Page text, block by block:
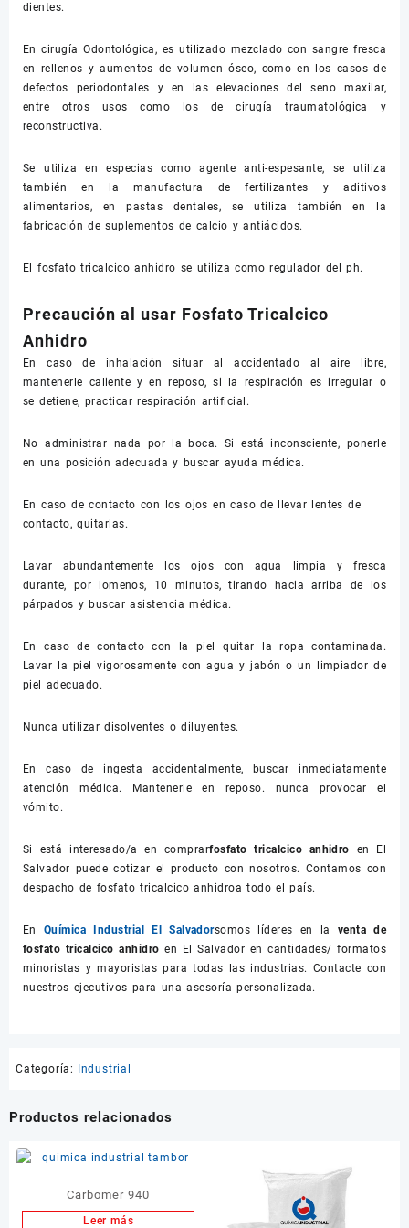
dientes.
En cirugía Odontológica, es utilizado mezclado con sangre fresca
en rellenos y aumentos de volumen óseo, como en los casos de
defectos periodontales y en las elevaciones del seno maxilar,
entre otros usos como los de cirugía traumatológica y
reconstructiva.
Se utiliza en especias como agente anti-espesante, se utiliza
también en la manufactura de fertilizantes y aditivos
alimentarios, en pastas dentales, se utiliza también en la
fabricación de suplementos de calcio y antiácidos.
El fosfato tricalcico anhidro se utiliza como regulador del ph.
Precaución al usar Fosfato Tricalcico
Anhidro
En caso de inhalación situar al accidentado al aire libre,
mantenerle caliente y en reposo, si la respiración es irregular o
se detiene, practicar respiración artificial.
No administrar nada por la boca. Si está inconsciente, ponerle
en una posición adecuada y buscar ayuda médica.
En caso de contacto con los ojos en caso de llevar lentes de
contacto, quitarlas.
Lavar abundantemente los ojos con agua limpia y fresca
durante, por lomenos, 10 minutos, tirando hacia arriba de los
párpados y buscar asistencia médica.
En caso de contacto con la piel quitar la ropa contaminada.
Lavar la piel vigorosamente con agua y jabón o un limpiador de
piel adecuado.
Nunca utilizar disolventes o diluyentes.
En caso de ingesta accidentalmente, buscar inmediatamente
atención médica. Mantenerle en reposo. nunca provocar el
vómito.
Si está interesado/a en comprarfosfato tricalcico anhidro en El
Salvador puede cotizar el producto con nosotros. Contamos con
despacho de fosfato tricalcico anhidroa todo el país.
En Química Industrial El Salvadorsomos líderes en la venta de
fosfato tricalcico anhidroen El Salvador en cantidades/ formatos
minoristas y mayoristas para todas las industrias. Contacte con
nuestros ejecutivos para una asesoría personalizada.
Categoría: Industrial
Productos relacionados
Carbomer 940
Leer más